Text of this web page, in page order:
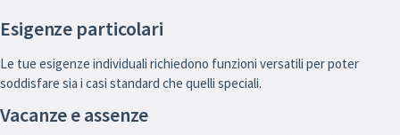
Esigenze particolari
Le tue esigenze individuali richiedono funzioni versatili per poter
soddisfare sia i casi standard che quelli speciali.
Vacanze e assenze